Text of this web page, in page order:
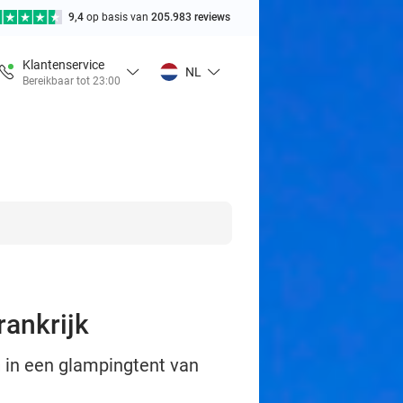
9,4 op basis van 205.983 reviews
Klantenservice
Bereikbaar tot 23:00
NL
een glampingtent van